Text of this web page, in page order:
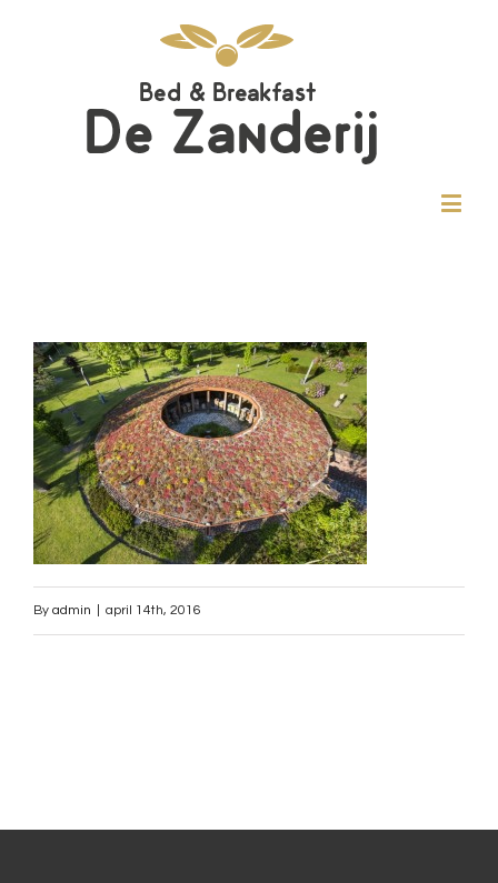
By admin april 14th, 2016